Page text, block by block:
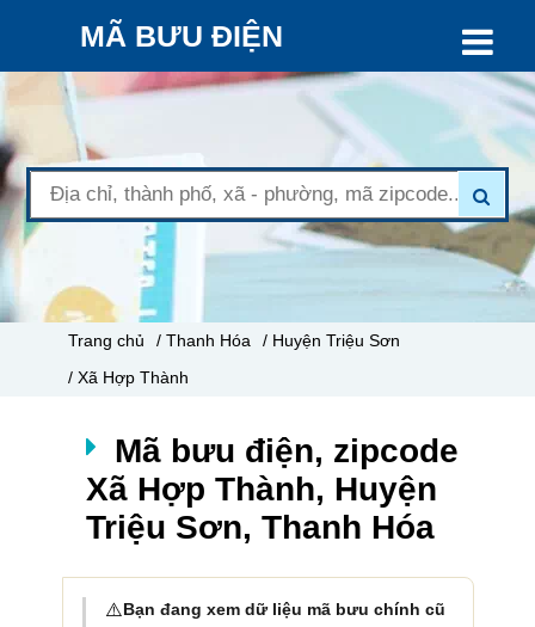
MÃ BƯU ĐIỆN
Trang chủ / Thanh Hóa
/ Huyện Triệu Sơn
/ Xã Hợp Thành
Mã bưu điện, zipcode
Xã Hợp Thành, Huyện
Triệu Sơn, Thanh Hóa
⚠️Bạn đang xem dữ liệu mã bưu chính cũ